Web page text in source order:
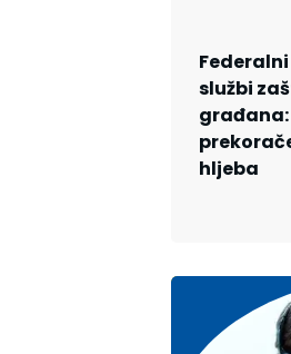
službi
građana:
hljeba